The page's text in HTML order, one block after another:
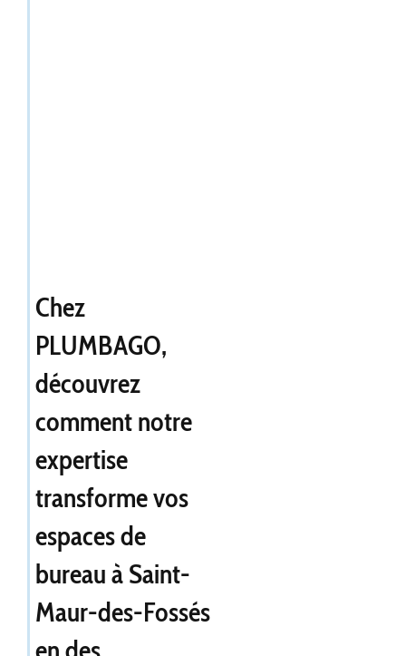
Chez
PLUMBAGO,
découvrez
comment notre
expertise
transforme vos
espaces de
bureau à Saint-
Maur-des-Fossés